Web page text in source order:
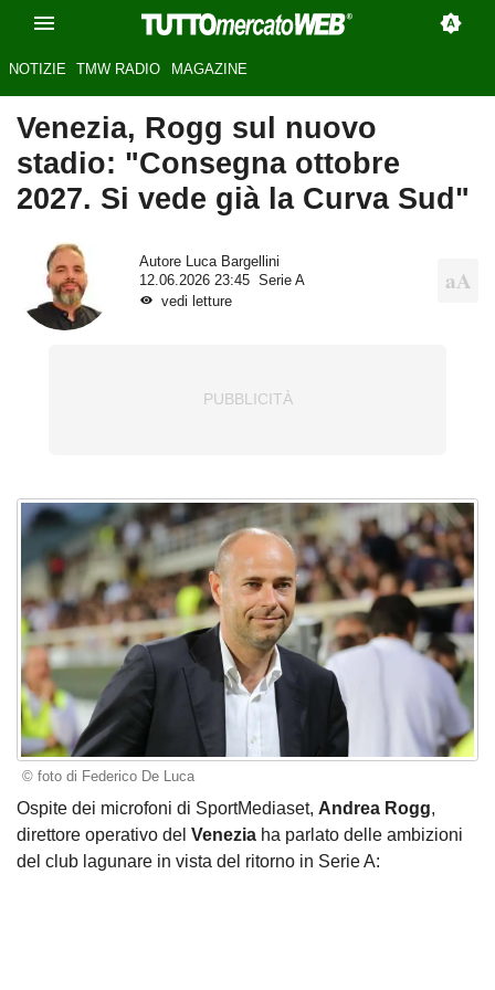
NOTIZIE TMW RADIO MAGAZINE
Venezia, Rogg sul nuovo
stadio: "Consegna ottobre
2027. Si vede già la Curva Sud"
Autore Luca Bargellini
12.06.2026 23:45
Serie A
vedi letture
© foto di Federico De Luca
Ospite dei microfoni di SportMediaset, Andrea Rogg,
direttore operativo del Venezia ha parlato delle ambizioni
del club lagunare in vista del ritorno in Serie A: